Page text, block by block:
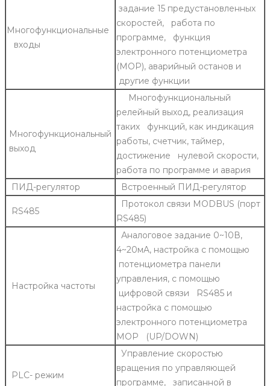
Многофункциональные
входы
задание 15 предустановленных
скоростей, работа по
программе, функция
электронного потенциометра
(MOP), аварийный останов и
другие функции
Многофункциональный
выход
Многофункциональный
релейный выход, реализация
таких функций, как индикация
работы, счетчик, таймер,
достижение нулевой скорости,
работа по программе и авария
ПИД-регулятор
Встроенный ПИД-регулятор
RS485
Протокол связи MODBUS (порт
RS485)
Настройка частоты
Аналоговое задание 0~10В,
4~20мA, настройка с помощью
потенциометра панели
управления, с помощью
цифровой связи RS485 и
настройка с помощью
электронного потенциометра
МОР (UP/DOWN)
PLC- режим
Управление скоростью
вращения по управляющей
программе, записанной в